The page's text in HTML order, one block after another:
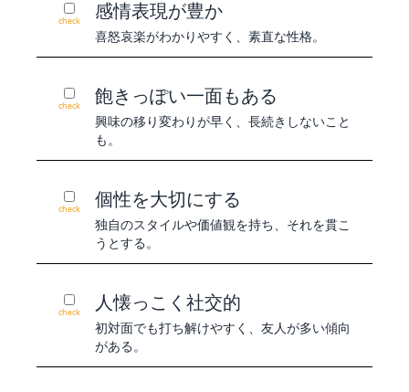
check 感情表現が豊か
喜怒哀楽がわかりやすく、素直な性格。
check 飽きっぽい一面もある
興味の移り変わりが早く、長続きしないこと
も。
check 個性を大切にする
独自のスタイルや価値観を持ち、それを貫こ
うとする。
check 人懐っこく社交的
初対面でも打ち解けやすく、友人が多い傾向
がある。